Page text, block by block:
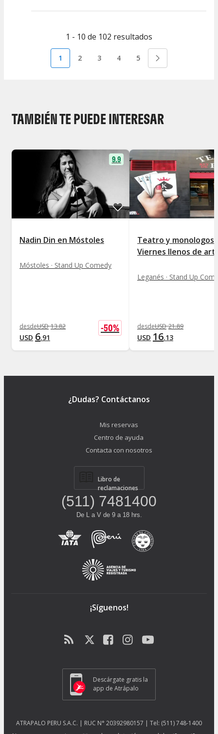
1 - 10 de 102 resultados
1 2 3 4 5
TAMBIÉN TE PUEDE INTERESAR
9.9
Nadin Din en Móstoles
Móstoles · Stand Up Comedy
desdeUSD 13.82
USD 6.91
-50%
Teatro y monologos.
Viernes llenos de
Leganés · Stand Up
desdeUSD 21.89
USD 16.13
¿Dudas? Contáctanos
Mis reservas
Centro de ayuda
Contacta con nosotros
Libro de
reclamaciones
(511) 7481400
De L a V de 9 a 18 hrs.
¡Síguenos!
Descárgate gratis la
app de Atrápalo
ATRAPALO PERU S.A.C. | RUC N° 20392980157 | Tel: (511) 748-1400